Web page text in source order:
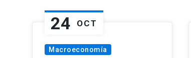
24 OCT
Macroeconomía